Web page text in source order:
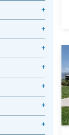
+
+
+
+
+
+
+